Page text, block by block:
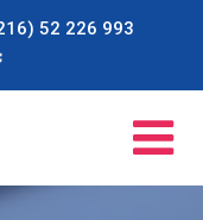
52 226 993